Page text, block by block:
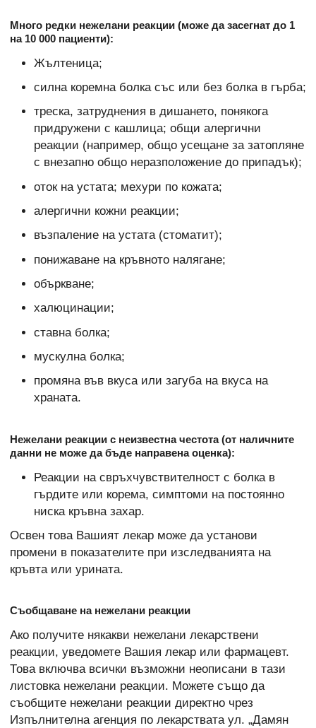
Много редки нежелани реакции (може да засегнат до 1
на 10 000 пациенти):
Жълтеница;
силна коремна болка със или без болка в гърба;
треска, затруднения в дишането, понякога
придружени с кашлица; общи алергични
реакции (например, общо усещане за затопляне
с внезапно общо неразположение до припадък);
оток на устата; мехури по кожата;
алергични кожни реакции;
възпаление на устата (стоматит);
понижаване на кръвното налягане;
объркване;
халюцинации;
ставна болка;
мускулна болка;
промяна във вкуса или загуба на вкуса на
храната.
Нежелани реакции с неизвестна честота (от наличните
данни не може да бъде направена оценка):
Реакции на свръхчувствителност с болка в
гърдите или корема, симптоми на постоянно
ниска кръвна захар.
Освен това Вашият лекар може да установи
промени в показателите при изследванията на
кръвта или урината.
Съобщаване на нежелани реакции
Ако получите някакви нежелани лекарствени
реакции, уведомете Вашия лекар или фармацевт.
Това включва всички възможни неописани в тази
листовка нежелани реакции. Можете също да
съобщите нежелани реакции директно чрез
Изпълнителна агенция по лекарствата ул. „Дамян